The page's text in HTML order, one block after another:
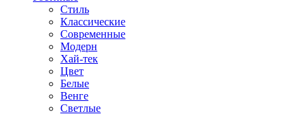
Стиль
Классические
Современные
Модерн
Хай-тек
Цвет
Белые
Венге
Светлые